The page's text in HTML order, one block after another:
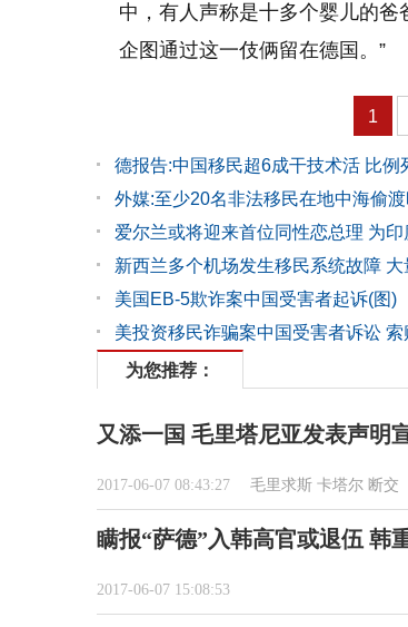
中，有人声称是十多个婴儿的
企图通过这一伎俩留在德国。”
1
德报告:中国移民超6成干技术活 比例
外媒:至少20名非法移民在地中海偷
爱尔兰或将迎来首位同性恋总理 为印
新西兰多个机场发生移民系统故障 大
美国EB-5欺诈案中国受害者起诉(图)
美投资移民诈骗案中国受害者诉讼 索
为您推荐：
又添一国 毛里塔尼亚发表声明
2017-06-07 08:43:27 毛里求斯 卡塔尔 断交
瞒报“萨德”入韩高官或退伍 韩
2017-06-07 15:08:53